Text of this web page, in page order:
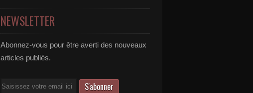
NEWSLETTER
Abonnez-vous pour être averti des nouveaux
articles publiés.
Email